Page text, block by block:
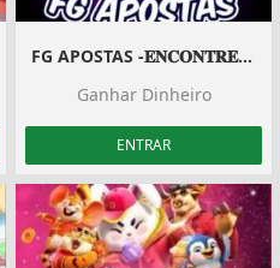
FG APOSTAS -𝐄𝐍𝐂𝐎𝐍𝐓𝐑𝐄 𝐀𝐏𝐎𝐒𝐓𝐀𝐒
Ganhar Dinheiro
ENTRAR